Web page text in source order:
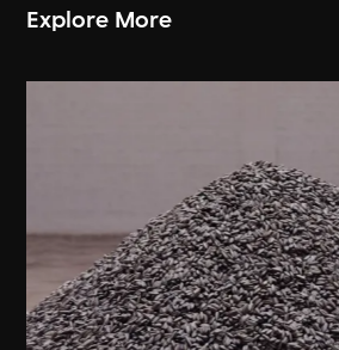
Explore More